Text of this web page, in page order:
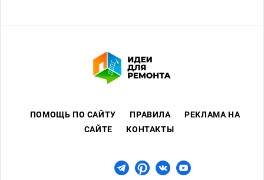
ПОМОЩЬ ПО САЙТУ ПРАВИЛА
РЕКЛАМА НА
САЙТЕ
КОНТАКТЫ